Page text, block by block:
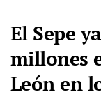
El Sepe
millones
León en